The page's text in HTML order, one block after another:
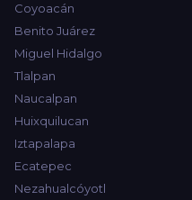
Coyoacán
Benito Juárez
Miguel Hidalgo
Tlalpan
Naucalpan
Huixquilucan
Iztapalapa
Ecatepec
Nezahualcóyotl